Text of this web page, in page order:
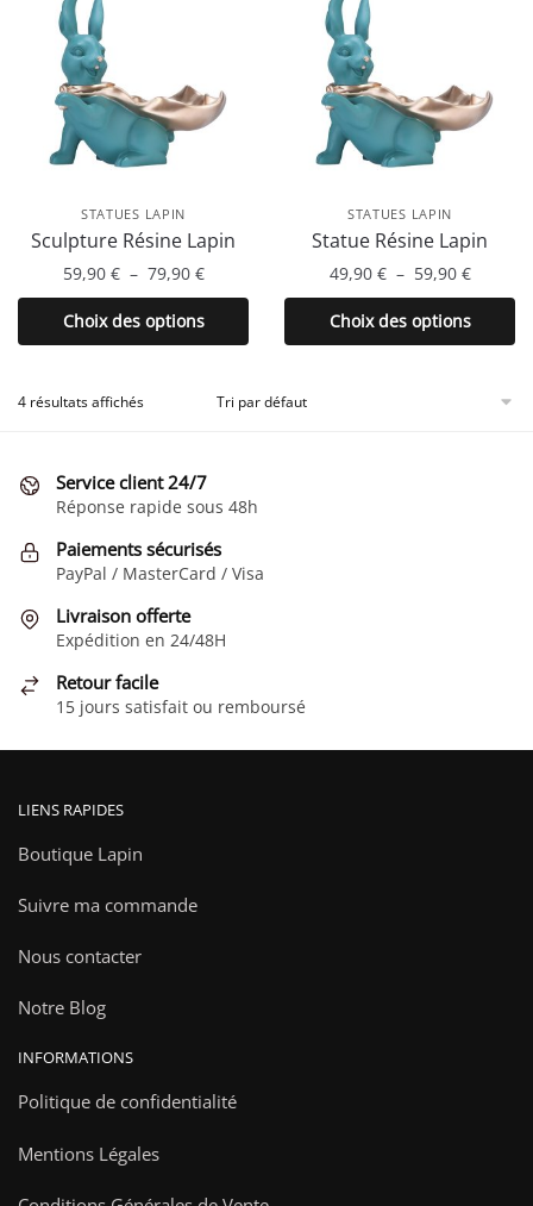
peuvent
être
choisies
sur
page
produit
peuvent
être
choisies
sur
page
produit
STATUES LAPIN
Sculpture Résine Lapin
59,90 € – 79,90 €Plage
de
prix :
59,90 €
79,90 €
Choix des options
Ce
produit
plusieurs
options
peuvent
être
choisies
la
du
produit
STATUES LAPIN
Statue Résine Lapin
49,90 € – 59,90 €Plage
de
prix :
49,90 €
59,90 €
Choix des options
Ce
produit
4 résultats affichés
Service client 24/7
Réponse rapide sous 48h
Paiements sécurisés
PayPal / MasterCard / Visa
Livraison offerte
Expédition en 24/48H
Retour facile
15 jours satisfait ou remboursé
LIENS RAPIDES
Boutique Lapin
Suivre ma commande
Nous contacter
Notre Blog
INFORMATIONS
Politique de confidentialité
Mentions Légales